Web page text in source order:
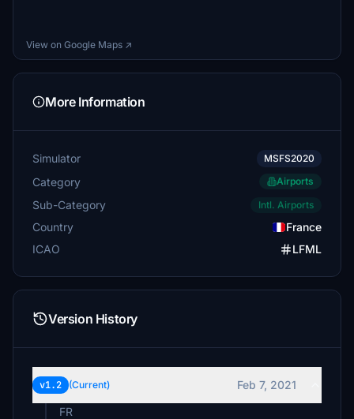
View on Google Maps ↗
More Information
Simulator MSFS2020
Category Airports
Sub-Category Intl. Airports
Country
France
ICAO
LFML
Version History
v1.2 (Current)
Feb 7, 2021
FR